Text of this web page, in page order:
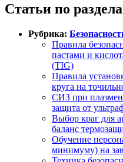
Статьи по
Рубрика:
Правила
пастами и
(TIG)
Правила
круга на
СИЗ при
защита от
Выбор краг для
баланс
Обучение
минимуму) на